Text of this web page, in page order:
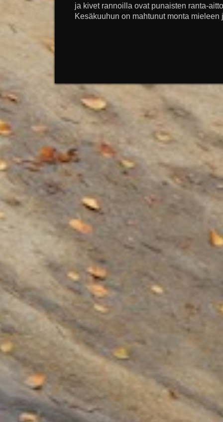
ja kivet rannoilla ovat punaisten ranta-
Kesäkuuhun on mahtunut monta mieleen